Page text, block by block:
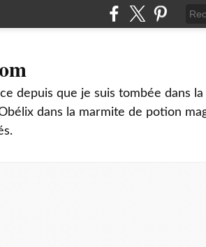
depuis que je suis tombée dans
dans la marmite de potion